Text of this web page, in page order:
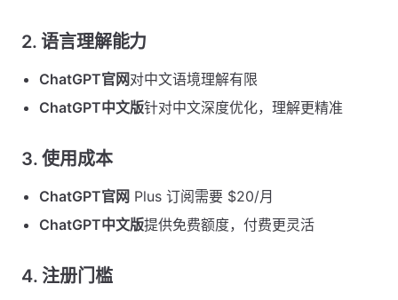
2. 语言理解能力
ChatGPT官网对中文语境理解有限
ChatGPT中文版针对中文深度优化，理解更精准
3.使用成本
ChatGPT官网 Plus 订阅需要 $20/月
ChatGPT中文版提供免费额度，付费更灵活
4.注册门槛